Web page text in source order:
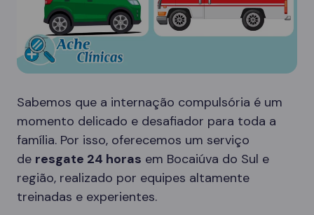
Sabemos que a internação compulsória é um
momento delicado e desafiador para toda a
família. Por isso, oferecemos um serviço
de resgate 24 horas em Bocaiúva do Sul e
região, realizado por equipes altamente
treinadas e experientes.